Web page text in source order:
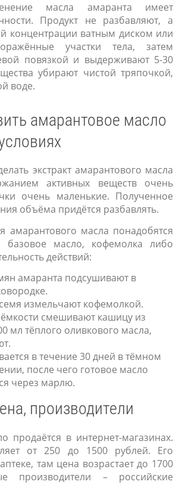
масла амаранта имеет
Продукт не разбавляют, а
концентрации ватным диском или
участки тела, затем
повязкой и выдерживают 5-30
убирают чистой тряпочкой,
воде.
амарантовое масло
экстракт амарантового масла
активных веществ очень
очень маленькие. Полученное
объёма придётся разбавлять.
амарантового масла понадобятся
базовое масло, кофемолка либо
действий:
амаранта подсушивают в
измельчают кофемолкой.
смешивают кашицу из
мл тёплого оливкового масла,
в течение 30 дней в тёмном
после чего готовое масло
через марлю.
производители
продаётся в интернет-магазинах.
от 250 до 1500 рублей. Его
там цена возрастает до 1700
производители – российские